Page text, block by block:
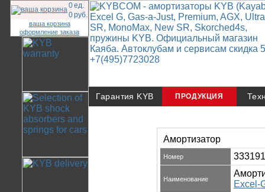
0ед.
0руб.
ваша корзина
оформление заказа
Гарантия KYB ПРОДУКЦИЯ
Амортизатор
Номер 333191
Наименование
Excel-